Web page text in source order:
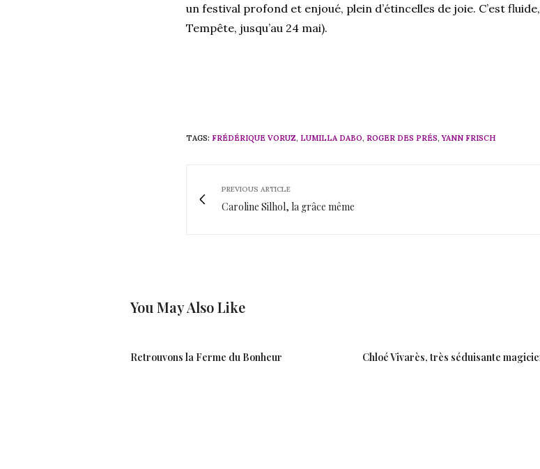
un festival profond et enjoué, plein d’étincelles de joie. C’est
Tempête, jusqu’au 24 mai).
TAGS: FRÉDÉRIQUE VORUZ, LUMILLA DABO, ROGER DES PRÉS,YANN FRISCH
PREVIOUS ARTICLE
Caroline Silhol, la grâce même
You May Also Like
Retrouvons la Ferme du Bonheur Chloé Vivarès, très séduisante